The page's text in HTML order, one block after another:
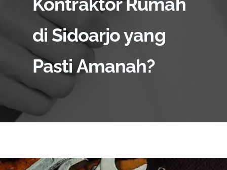
di Sidoarjo yang
Pasti Amanah?